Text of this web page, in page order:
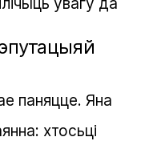
паняцце. Яна
хтосьці